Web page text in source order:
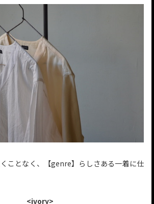
ことなく、【genre】らしさある一着に仕
<ivory>